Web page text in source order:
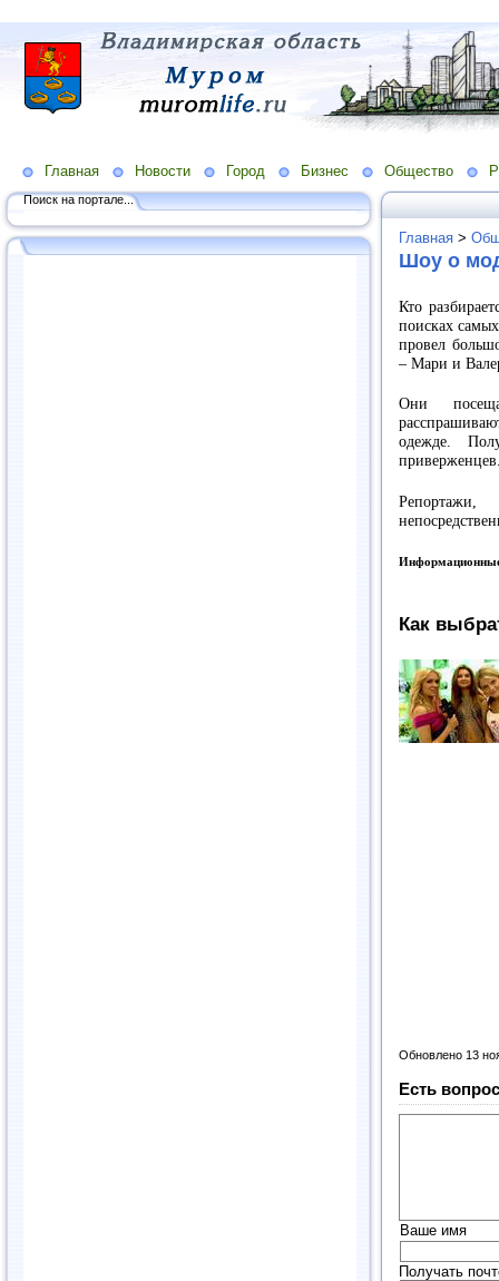
Главная Новости Город Бизнес Общество
Поиск на портале...
Главная >
Шоу о
Кто
поисках
провел
– Мари и
Они
одежде.
Как
Обновлено 13
Есть
Ваше имя
Получать